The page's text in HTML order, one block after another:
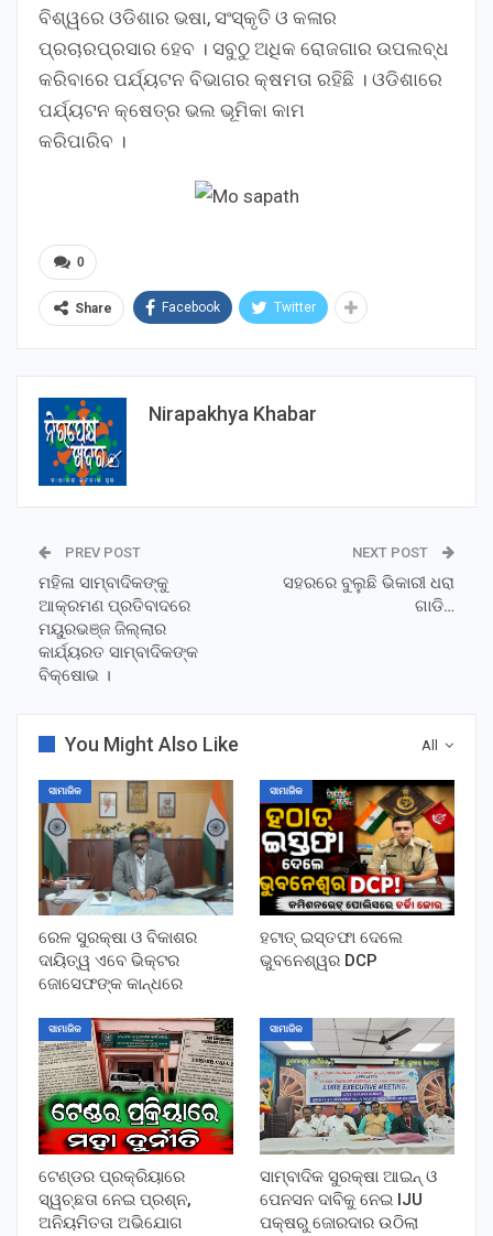
ବିଶ୍ୱରେ ଓଡିଶାର ଭଷା, ସଂସ୍କୃତି ଓ କଳାର
ପ୍ରଚାରପ୍ରସାର ହେବ । ସବୁଠୁ ଅଧିକ ରୋଜଗାର ଉପଲବ୍ଧ
କରିବାରେ ପର୍ଯ୍ୟଟନ ବିଭାଗର କ୍ଷମତା ରହିଛି । ଓଡିଶାରେ
ପର୍ଯ୍ୟଟନ କ୍ଷେତ୍ର ଭଲ ଭୂମିକା କାମ
କରିପାରିବ ।
0
Share Facebook Twitter
Nirapakhya Khabar
PREV POST
ମହିଳା ସାମ୍ବାଦିକଙ୍କୁ
ଆକ୍ରମଣ ପ୍ରତିବାଦରେ
ମୟୁରଭଞ୍ଜ ଜିଲ୍ଲାର
କାର୍ଯ୍ୟରତ ସାମ୍ବାଦିକଙ୍କ
ବିକ୍ଷୋଭ ।
NEXT POST
ସହରରେ ବୁଲୁଛି ଭିକାରୀ ଧରା
ଗାଡି…
All
You Might Also Like
ସାମାଜିକ
ରେଳ ସୁରକ୍ଷା ଓ ବିକାଶର
ଦାୟିତ୍ୱ ଏବେ ଭିକ୍ଟର
ଜୋସେଫଙ୍କ କାନ୍ଧରେ
ସାମାଜିକ
ହଟାତ୍ ଇସ୍ତଫା ଦେଲେ
ଭୁବନେଶ୍ୱର DCP
ସାମାଜିକ
ଟେଣ୍ଡର ପ୍ରକ୍ରିୟାରେ
ସ୍ୱଚ୍ଛତା ନେଇ ପ୍ରଶ୍ନ,
ଅନିୟମିତତା ଅଭିଯୋଗ
ସାମାଜିକ
ସାମ୍ବାଦିକ ସୁରକ୍ଷା ଆଇନ୍ ଓ
ପେନସନ ଦାବିକୁ ନେଇ IJU
ପକ୍ଷରୁ ଜୋରଦାର ଉଠିଲା